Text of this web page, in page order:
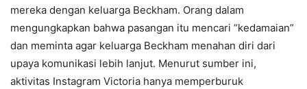
mereka dengan keluarga Beckham. Orang dalam
mengungkapkan bahwa pasangan itu mencari “kedamaian”
dan meminta agar keluarga Beckham menahan diri dari
upaya komunikasi lebih lanjut. Menurut sumber ini,
aktivitas Instagram Victoria hanya memperburuk